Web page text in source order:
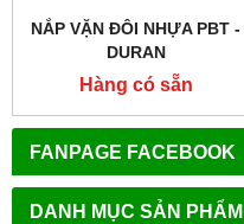
FANPAGE FACEBOOK
DANH MỤC SẢN PHẨM
NẮP VẶN ĐÔI NHỰA PBT -
DURAN
Hàng có sẵn